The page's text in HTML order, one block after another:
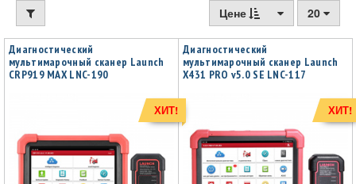
Цене 20
Диагностический
мультимарочный сканер Launch
CRP919 MAX LNC-190
ХИТ!
Диагностический
мультимарочный сканер Launch
X431 PRO v5.0 SE LNC-117
ХИТ!